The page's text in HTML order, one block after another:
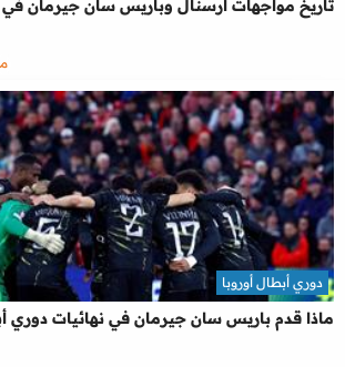
تاريخ مواجهات آرسنال وباريس سان جيرمان في
ماذا قدم باريس سان جيرمان في نهائيات دوري
دوري أبطال أوروبا